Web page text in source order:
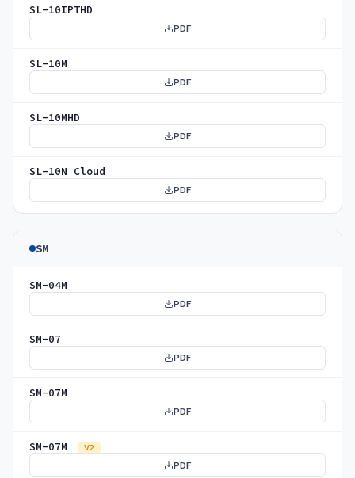
SL-10IPTHD
PDF
SL-10M
PDF
SL-10MHD
PDF
SL-10N Cloud
PDF
SM
SM-04M
PDF
SM-07
PDF
SM-07M
PDF
SM-07M V2
PDF